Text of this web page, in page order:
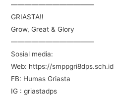
————————————
GRIASTA‼️
Grow, Great & Glory
————————————
Sosial media:
Web: https://smppgri8dps.sch.id
FB: Humas Griasta
IG : griastadps